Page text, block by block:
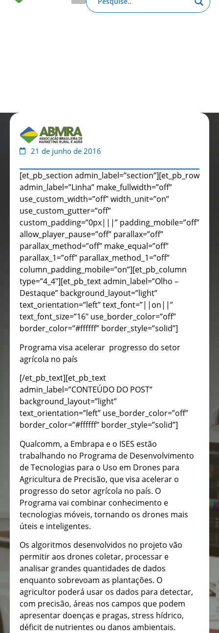
21 de junho de 2016
[et_pb_section admin_label=”section”][et_pb_row
admin_label=”Linha” make_fullwidth=”off”
use_custom_width=”off” width_unit=”on”
use_custom_gutter=”off”
custom_padding=”0px|||” padding_mobile=”off”
allow_player_pause=”off” parallax=”off”
parallax_method=”off” make_equal=”off”
parallax_1=”off” parallax_method_1=”off”
column_padding_mobile=”on”][et_pb_column
type=”4_4″][et_pb_text admin_label=”Olho –
Destaque” background_layout=”light”
text_orientation=”left” text_font=”||on||”
text_font_size=”16″ use_border_color=”off”
border_color=”#ffffff” border_style=”solid”]
Programa visa acelerar progresso do setor
agrícola no país
[/et_pb_text][et_pb_text
admin_label=”CONTEÚDO DO POST”
background_layout=”light”
text_orientation=”left” use_border_color=”off”
border_color=”#ffffff” border_style=”solid”]
Qualcomm, a Embrapa e o ISES estão
trabalhando no Programa de Desenvolvimento
de Tecnologias para o Uso em Drones para
Agricultura de Precisão, que visa acelerar o
progresso do setor agrícola no país. O
Programa vai combinar conhecimento e
tecnologias móveis, tornando os drones mais
úteis e inteligentes.
Os algoritmos desenvolvidos no projeto vão
permitir aos drones coletar, processar e
analisar grandes quantidades de dados
enquanto sobrevoam as plantações. O
agricultor poderá usar os dados para detectar,
com precisão, áreas nos campos que podem
apresentar doenças e pragas, stress hídrico,
déficit de nutrientes ou danos ambientais.